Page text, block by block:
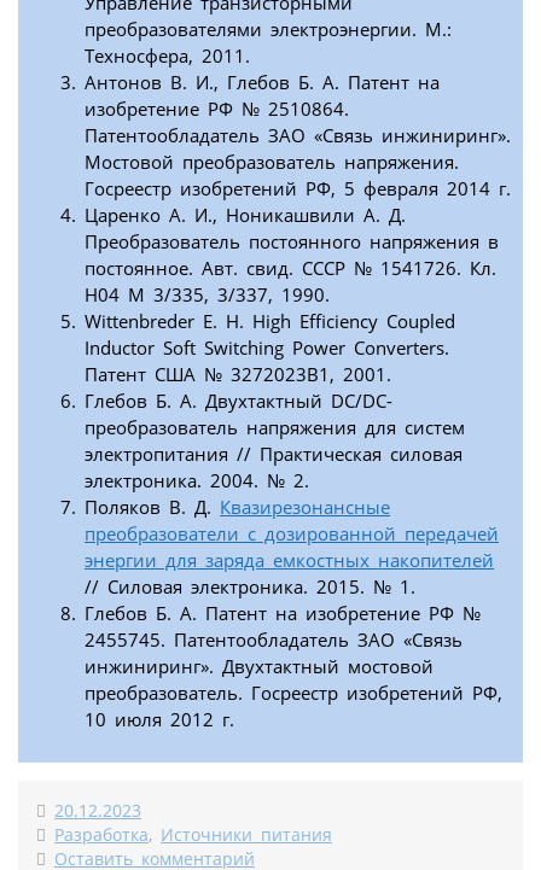
преобразователями электроэнергии. М.:
Техносфера, 2011.
Антонов В. И., Глебов Б. А. Патент на
изобретение РФ № 2510864.
Патентообладатель ЗАО «Связь инжиниринг».
Мостовой преобразователь напряжения.
Госреестр изобретений РФ, 5 февраля 2014 г.
Царенко А. И., Ноникашвили А. Д.
Преобразователь постоянного напряжения в
постоянное. Авт. свид. СССР № 1541726. Кл.
H04 M 3/335, 3/337, 1990.
Wittenbreder E. H. High Efficiency Coupled
Inductor Soft Switching Power Converters.
Патент США № 3272023В1, 2001.
Глебов Б. А. Двухтактный DC/DC-
преобразователь напряжения для систем
электропитания // Практическая силовая
электроника. 2004. № 2.
Поляков В. Д. Квазирезонансные
преобразователи с дозированной передачей
энергии для заряда емкостных накопителей
// Силовая электроника. 2015. № 1.
Глебов Б. А. Патент на изобретение РФ №
2455745. Патентообладатель ЗАО «Связь
инжиниринг». Двухтактный мостовой
преобразователь. Госреестр изобретений РФ,
10 июля 2012 г.
20.12.2023
Разработка, Источники питания
Оставить комментарий